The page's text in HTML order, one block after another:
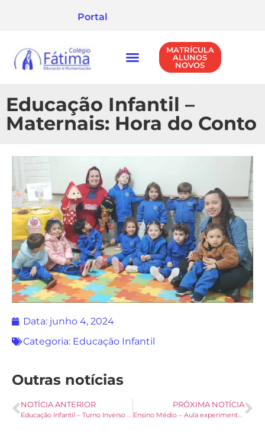
Portal
MATRÍCULA
ALUNOS
NOVOS
Educação Infantil –
Maternais: Hora do Conto
Data: junho 4, 2024
Categoria: Educação Infantil
Outras notícias
NOTÍCIA ANTERIOR PRÓXIMA NOTÍCIA
Ensino Médio – Aula experimental de física